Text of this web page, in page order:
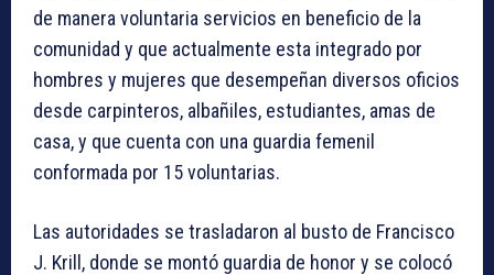
de manera voluntaria servicios en beneficio de la
comunidad y que actualmente esta integrado por
hombres y mujeres que desempeñan diversos oficios
desde carpinteros, albañiles, estudiantes, amas de
casa, y que cuenta con una guardia femenil
conformada por 15 voluntarias.
Las autoridades se trasladaron al busto de Francisco
J. Krill, donde se montó guardia de honor y se colocó